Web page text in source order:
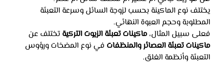
يختلف نوع الماكينة بحسب لزوجة السائل وسرعة التعبئة
المطلوبة وحجم العبوة النهائي.
فعلى سبيل المثال، ماكينات تعبئة الزيوت التركية تختلف عن
ماكينات تعبئة العصائر والمنظفات في نوع المضخات ورؤوس
التعبئة وأنظمة الغلق.